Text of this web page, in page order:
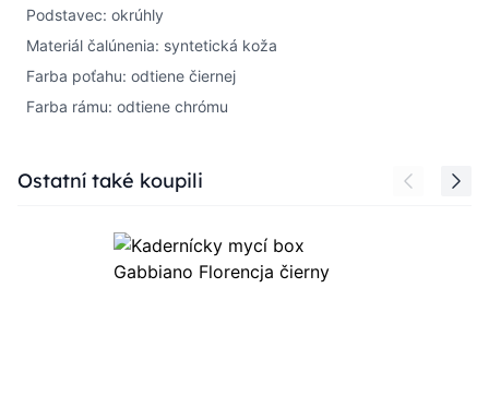
Podstavec: okrúhly
Materiál čalúnenia: syntetická koža
Farba poťahu: odtiene čiernej
Farba rámu: odtiene chrómu
Press to skip carousel
Ostatní také koupili